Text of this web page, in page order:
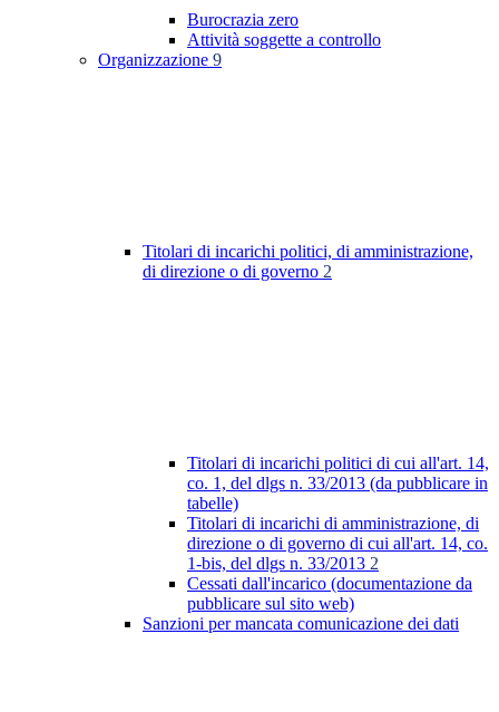
Burocrazia zero
Attività soggette a controllo
Organizzazione 9
Titolari di incarichi politici, di amministrazione,
di direzione o di governo 2
Titolari di incarichi politici di cui all'art. 14,
co. 1, del dlgs n. 33/2013 (da pubblicare in
tabelle)
Titolari di incarichi di amministrazione, di
direzione o di governo di cui all'art. 14, co.
1-bis, del dlgs n. 33/2013 2
Cessati dall'incarico (documentazione da
pubblicare sul sito web)
Sanzioni per mancata comunicazione dei dati